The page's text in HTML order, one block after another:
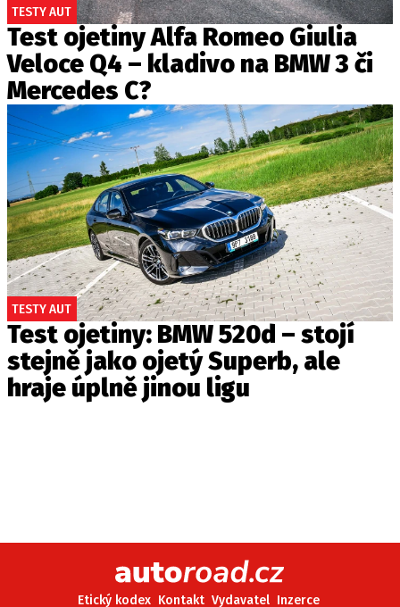
TESTY AUT
Test ojetiny Alfa Romeo Giulia
Veloce Q4 – kladivo na BMW 3 či
Mercedes C?
TESTY AUT
Test ojetiny: BMW 520d – stojí
stejně jako ojetý Superb, ale
hraje úplně jinou ligu
Etický kodex Kontakt Vydavatel Inzerce